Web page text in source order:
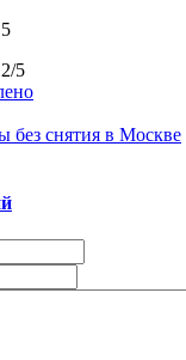
5
без снятия в Москве